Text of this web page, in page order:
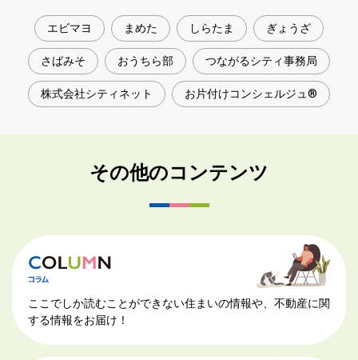
エビマヨ まめた しらたま ぎょうざ
さばみそ おうちら部 つながるシティ事務局
株式会社シティネット お片付けコンシェルジュ®
その他のコンテンツ
ここでしか読むことができない住まいの情報や、不動産に関
する情報をお届け！